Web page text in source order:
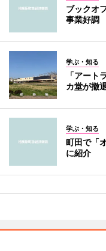
ブックオ
事業好調
学ぶ・知る
「アー
カ堂が撤
学ぶ・知る
町田で「
に紹介